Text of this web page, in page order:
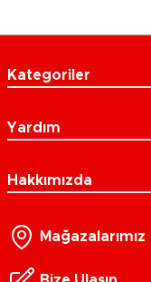
Kategoriler
Yardım
Hakkımızda
Mağazalarımız